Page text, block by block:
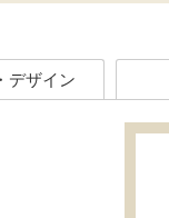
デザイン